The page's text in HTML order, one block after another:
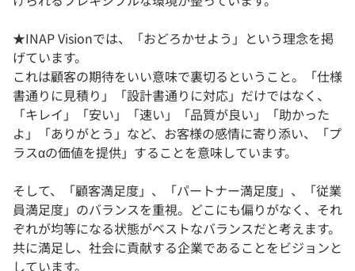
★INAP Visionでは、「おどろかせよう」という理念を掲
げています。
これは顧客の期待をいい意味で裏切るということ。「仕様
書通りに見積り」「設計書通りに対応」だけではなく、
「キレイ」「安い」「速い」「品質が良い」「助かった
よ」「ありがとう」など、お客様の感情に寄り添い、「プ
ラスαの価値を提供」することを意味しています。
そして、「顧客満足度」、「パートナー満足度」、「従業
員満足度」のバランスを重視。どこにも偏りがなく、それ
ぞれが均等になる状態がベストなバランスだと考えます。
共に満足し、社会に貢献する企業であることをビジョンと
しています。